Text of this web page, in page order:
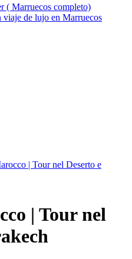
( Marruecos completo)
viaje de lujo en Marruecos
| Tour nel Deserto e
| Tour nel